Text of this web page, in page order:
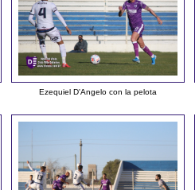
Ezequiel D'Angelo con la pelota